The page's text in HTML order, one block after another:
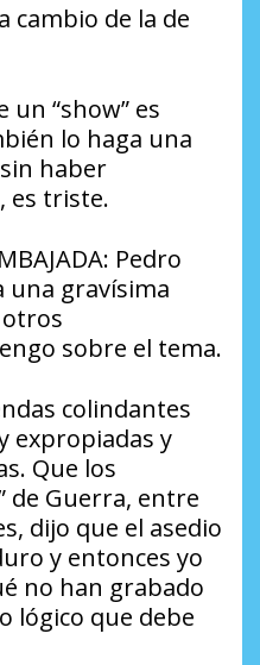
cambio de la de
“show” es
lo haga una
haber
es triste.
Pedro
gravísima
sobre el tema.
colindantes
expropiadas y
Que los
de Guerra, entre
dijo que el asedio
y entonces yo
no han grabado
lógico que debe